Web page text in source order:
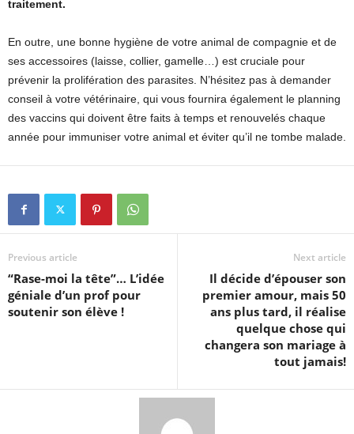
traitement.
En outre, une bonne hygiène de votre animal de compagnie et de
ses accessoires (laisse, collier, gamelle…) est cruciale pour
prévenir la prolifération des parasites. N’hésitez pas à demander
conseil à votre vétérinaire, qui vous fournira également le planning
des vaccins qui doivent être faits à temps et renouvelés chaque
année pour immuniser votre animal et éviter qu’il ne tombe malade.
Previous article
“Rase-moi la tête”… L’idée
géniale d’un prof pour
soutenir son élève !
Next article
Il décide d’épouser son
premier amour, mais 50
ans plus tard, il réalise
quelque chose qui
changera son mariage à
tout jamais!